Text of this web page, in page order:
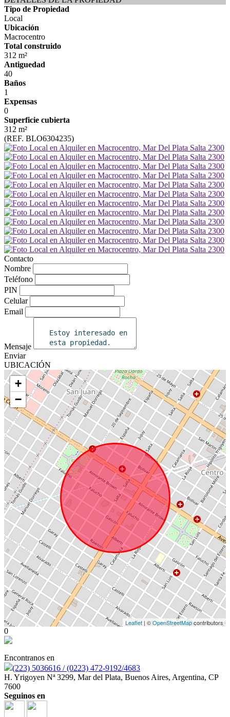
Tipo de Propiedad
Local
Ubicación
Macrocentro
Total construido
312 m²
Antiguedad
40
Baños
1
Expensas
0
Superficie cubierta
312 m²
(REF. BLO6304235)
Contacto
Nombre
Teléfono
PIN
Celular
Email
Mensaje
Enviar
UBICACIÓN
+
−
Leaflet | ©OpenStreetMapcontributors
0
Encontranos en
(223) 5036616 / (0223) 472-9192/4683
H. Yrigoyen Nª 3299, Mar del Plata, Buenos Aires, Argentina, CP
7600
Seguinos en